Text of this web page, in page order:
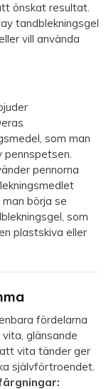
önskat resultat.
tandblekningsgel
vill använda
som man
pennorna
börja se
som
plastskiva eller
fördelarna
glänsande
vita tänder ger
självförtroendet.